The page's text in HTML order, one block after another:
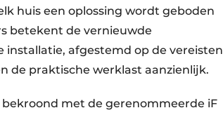
huis een oplossing wordt geboden
betekent de vernieuwde
afgestemd op de vereisten
de praktische werklast aanzienlijk.
met de gerenommeerde iF